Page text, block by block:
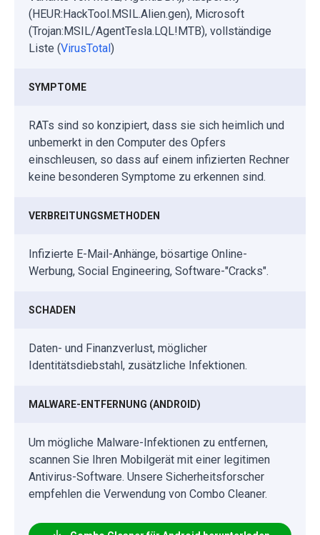
(HEUR:HackTool.MSIL.Alien.gen), Microsoft
(Trojan:MSIL/AgentTesla.LQL!MTB), vollständige
Liste (VirusTotal)
SYMPTOME
RATs sind so konzipiert, dass sie sich heimlich und
unbemerkt in den Computer des Opfers
einschleusen, so dass auf einem infizierten Rechner
keine besonderen Symptome zu erkennen sind.
VERBREITUNGSMETHODEN
Infizierte E-Mail-Anhänge, bösartige Online-
Werbung, Social Engineering, Software-"Cracks".
SCHADEN
Daten- und Finanzverlust, möglicher
Identitätsdiebstahl, zusätzliche Infektionen.
MALWARE-ENTFERNUNG (ANDROID)
Um mögliche Malware-Infektionen zu entfernen,
scannen Sie Ihren Mobilgerät mit einer legitimen
Antivirus-Software. Unsere Sicherheitsforscher
empfehlen die Verwendung von Combo Cleaner.